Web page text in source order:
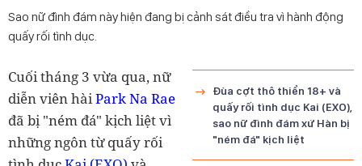
Sao nữ đình đám này hiện đang bị cảnh sát điều tra vì hành động
quấy rối tình dục.
Đùa cợt thô thiển 18+ và
quấy rối tình dục Kai (EXO),
sao nữ đình đám xứ Hàn bị
"ném đá" kịch liệt
Cuối tháng 3 vừa qua, nữ
diễn viên hàiPark Na Rae
đã bị "ném đá" kịch liệt vì
những ngôn từ quấy rối